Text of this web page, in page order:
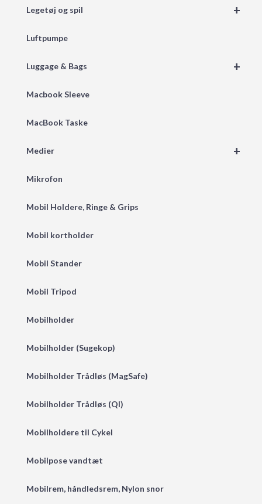
+
Legetøj og spil
Luftpumpe
+
Luggage & Bags
Macbook Sleeve
MacBook Taske
+
Medier
Mikrofon
Mobil Holdere, Ringe & Grips
Mobil kortholder
Mobil Stander
Mobil Tripod
Mobilholder
Mobilholder (Sugekop)
Mobilholder Trådløs (MagSafe)
Mobilholder Trådløs (QI)
Mobilholdere til Cykel
Mobilpose vandtæt
Mobilrem, håndledsrem, Nylon snor